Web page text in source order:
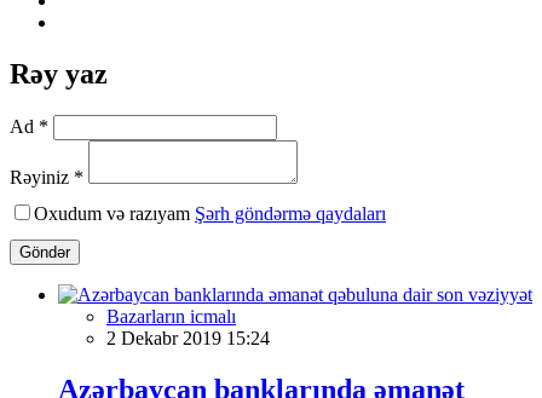
Rəy yaz
Ad *
Rəyiniz *
Oxudum və razıyam Şərh göndərmə qaydaları
Göndər
Bazarların icmalı
2 Dekabr 2019 15:24
Azərbaycan banklarında əmanət